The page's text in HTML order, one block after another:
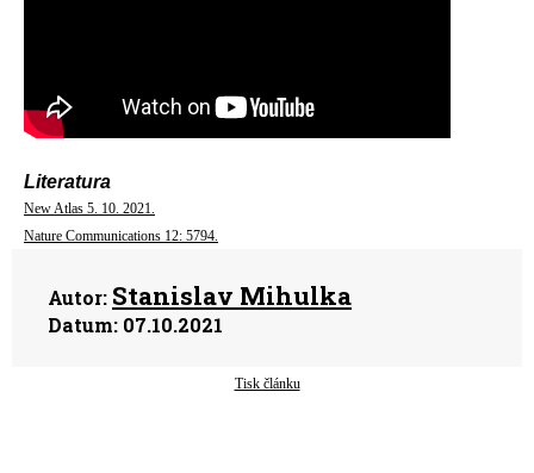
Literatura
New Atlas 5. 10. 2021.
Nature Communications 12: 5794.
Autor: Stanislav Mihulka
Datum: 07.10.2021
Tisk článku